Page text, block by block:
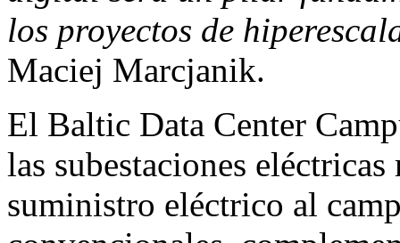
los proyectos de
Maciej Marcjanik.
El Baltic Data Center
las subestaciones
suministro eléctrico al